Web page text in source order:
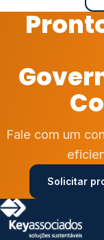
Fale com um
Solicitar